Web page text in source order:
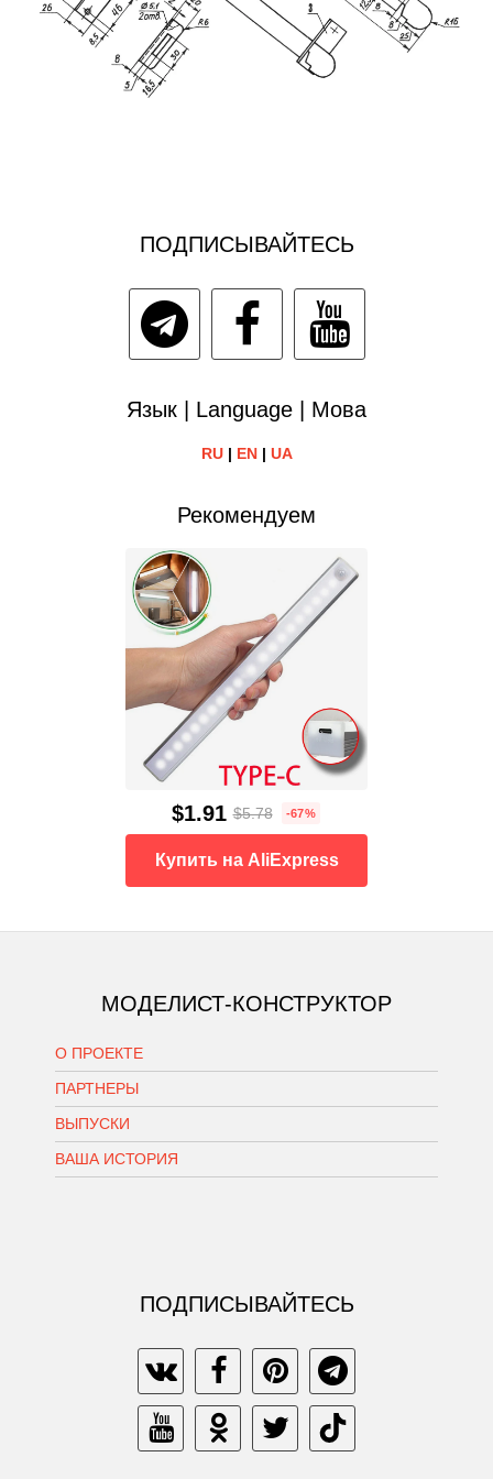
ПОДПИСЫВАЙТЕСЬ
Язык | Language | Мова
RU| EN| UA
Рекомендуем
$1.91 $5.78 -67%
Купить на AliExpress
МОДЕЛИСТ-КОНСТРУКТОР
О ПРОЕКТЕ
ПАРТНЕРЫ
ВЫПУСКИ
ВАША ИСТОРИЯ
ПОДПИСЫВАЙТЕСЬ